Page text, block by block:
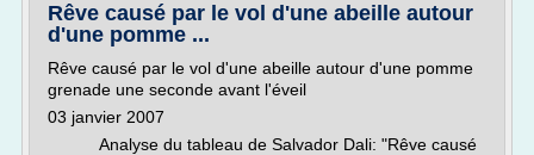
Rêve causé par le vol d'une abeille autour
d'une pomme ...
Rêve causé par le vol d'une abeille autour d'une pomme
grenade une seconde avant l'éveil
03 janvier 2007
Analyse du tableau de Salvador Dali: "Rêve causé